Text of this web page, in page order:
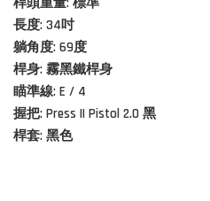
長度: 34吋
躺角度: 69度
桿身: 霧黑鐵桿身
瞄準線: E / 4
握把: Press II Pistol 2.0 黑
桿套: 黑色